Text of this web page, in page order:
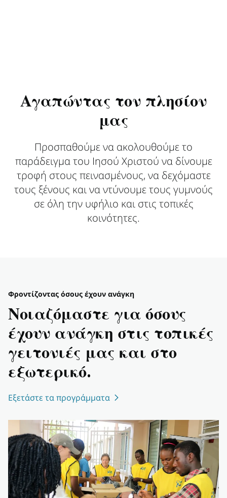
Αγαπώντας τον πλησίον
μας
Προσπαθούμε να ακολουθούμε το
παράδειγμα του Ιησού Χριστού να δίνουμε
τροφή στους πεινασμένους, να δεχόμαστε
τους ξένους και να ντύνουμε τους γυμνούς
σε όλη την υφήλιο και στις τοπικές
κοινότητες.
Φροντίζοντας όσους έχουν ανάγκη
Νοιαζόμαστε για όσους
έχουν ανάγκη στις τοπικές
γειτονιές μας και στο
εξωτερικό.
Εξετάστε τα προγράμματα